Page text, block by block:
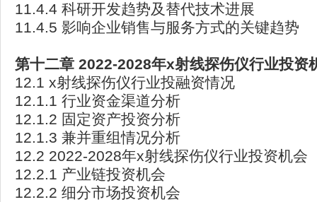
11.4.4 科研开发趋势及替代技术进展
11.4.5 影响企业销售与服务方式的关键趋势
第十二章 2022-2028年x射线探伤仪行业投资
12.1 x射线探伤仪行业投融资情况
12.1.1 行业资金渠道分析
12.1.2 固定资产投资分析
12.1.3 兼并重组情况分析
12.2 2022-2028年x射线探伤仪行业投资机会
12.2.1 产业链投资机会
12.2.2 细分市场投资机会